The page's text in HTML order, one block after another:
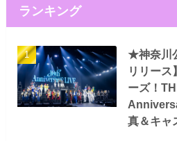
ランキング
★神奈川
リリース
ーズ！
真＆キャ